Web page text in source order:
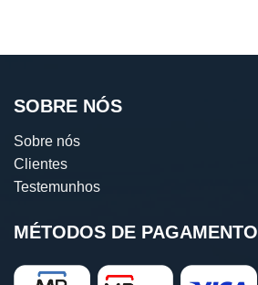
SOBRE NÓS
Sobre nós
Clientes
Testemunhos
MÉTODOS DE PAGAMENTO